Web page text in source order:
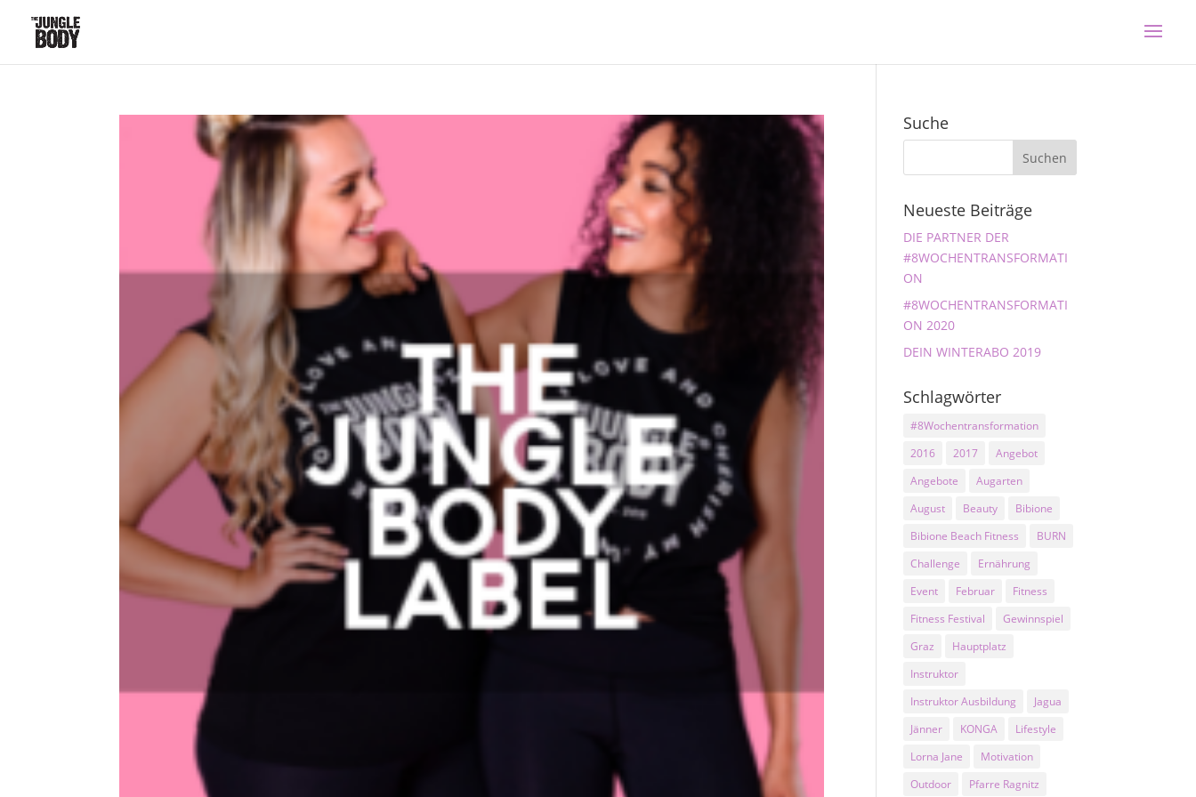
Suche
Neueste Beiträge
DIE PARTNER DER
#8WOCHENTRANSFORMATI
ON
#8WOCHENTRANSFORMATI
ON 2020
DEIN WINTERABO 2019
Schlagwörter
#8Wochentransformation
2016
2017
Angebot
Angebote
Augarten
August
Beauty
Bibione
Bibione Beach Fitness
BURN
Challenge
Ernährung
Event
Februar
Fitness
Fitness Festival
Gewinnspiel
Graz
Hauptplatz
Instruktor
Instruktor Ausbildung
Jagua
Jänner
KONGA
Lifestyle
Lorna Jane
Motivation
Outdoor
Pfarre Ragnitz